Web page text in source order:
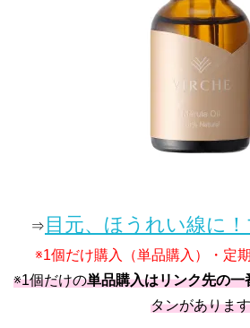
⇒ 目元、ほうれい線に
※1個だけ購入（単品購入）・定
※1個だけの単品購入はリンク先の一
タンがあります